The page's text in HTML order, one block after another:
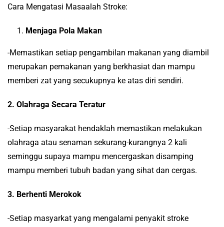
Cara Mengatasi Masaalah Stroke:
Menjaga Pola Makan
-Memastikan setiap pengambilan makanan yang diambil
merupakan pemakanan yang berkhasiat dan mampu
memberi zat yang secukupnya ke atas diri sendiri.
2. Olahraga Secara Teratur
-Setiap masyarakat hendaklah memastikan melakukan
olahraga atau senaman sekurang-kurangnya 2 kali
seminggu supaya mampu mencergaskan disamping
mampu memberi tubuh badan yang sihat dan cergas.
3. Berhenti Merokok
-Setiap masyarkat yang mengalami penyakit stroke